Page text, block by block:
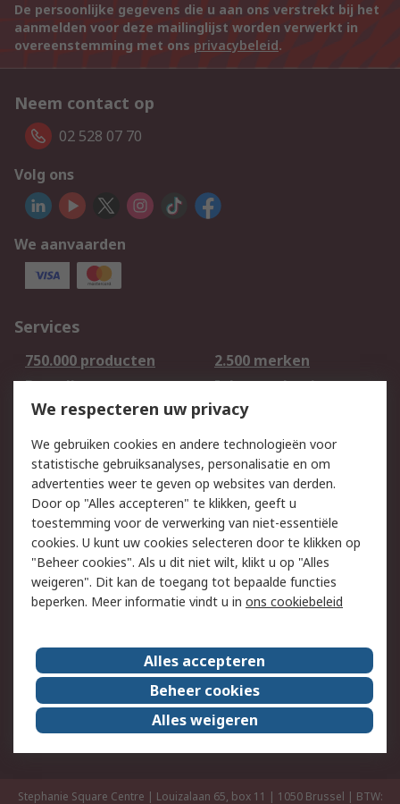
De persoonlijke gegevens die u aan ons verstrekt bij het
aanmelden voor deze mailinglijst worden verwerkt in
overeenstemming met ons privacybeleid.
Neem contact op
02 528 07 70
Volg ons
We aanvaarden
Services
750.000 producten
2.500 merken
Bestellen
Inkoopoplossingen
Retouren
Technisch advies
Track & Trace
Wettelijk
Cookiebeleid
Email veiligheid
Privacybeleid -
Bijgewerkt
Websitevoorwaarden
Algemene
verkoopvoorwaarden
Over RS
RS Group
Over ons
RS wereldwijd
Werken bij RS
ESG
Stephanie Square Centre | Louizalaan 65, box 11 | 1050 Brussel | BTW:
We respecteren uw privacy
We gebruiken cookies en andere technologieën voor
statistische gebruiksanalyses, personalisatie en om
advertenties weer te geven op websites van derden.
Door op "Alles accepteren" te klikken, geeft u
toestemming voor de verwerking van niet-essentiële
cookies. U kunt uw cookies selecteren door te klikken op
"Beheer cookies". Als u dit niet wilt, klikt u op "Alles
weigeren". Dit kan de toegang tot bepaalde functies
beperken. Meer informatie vindt u in ons cookiebeleid
Alles accepteren
Beheer cookies
Alles weigeren